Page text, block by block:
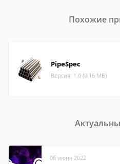
Похожие
PipeSpec
Версия: 1.0 (0.16 МБ)
06 июня 2022